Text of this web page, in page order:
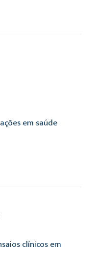
em saúde
clínicos em